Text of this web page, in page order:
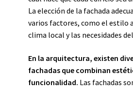
La elección de la fachada
varios factores, como el estilo
clima local y las necesidades
En la arquitectura, existen
fachadas que combinan
funcionalidad. Las fachadas